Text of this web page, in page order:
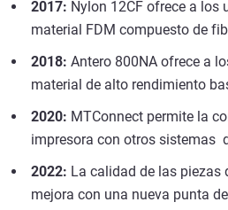
2017: Nylon 12CF ofrece a los
material FDM compuesto de
2018: Antero 800NA ofrece a
material de alto rendimiento
2020: MTConnect permite la
impresora con otros sistemas
2022: La calidad de las piezas
mejora con una nueva punta